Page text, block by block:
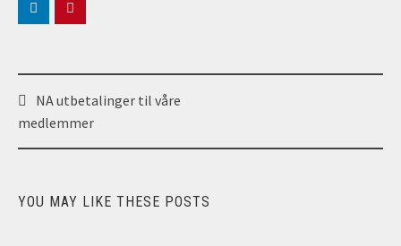
Post
navigation
NA utbetalinger til våre
medlemmer
YOU MAY LIKE THESE POSTS